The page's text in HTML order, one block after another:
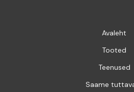
Avaleht
Tooted
Teenused
Saame